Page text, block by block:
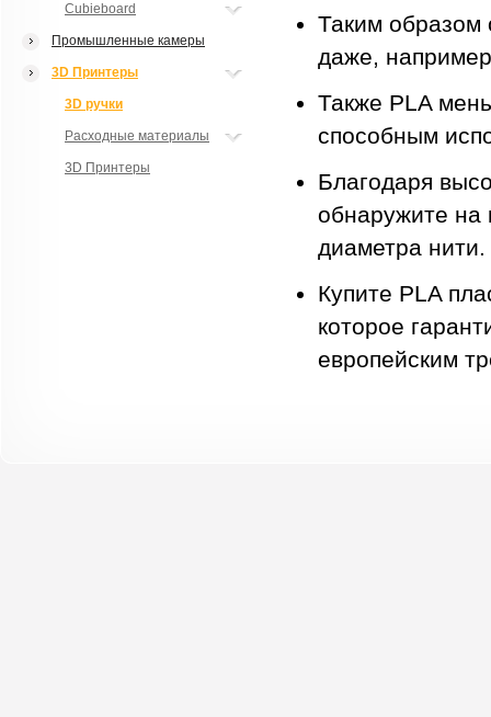
Cubieboard
Промышленные камеры
3D Принтеры
3D ручки
Расходные материалы
3D Принтеры
Таким образом
даже,
Также PLA
способным
Благодаря
обнаружите на
диаметра нити.
Купите PLA
которое
европейским